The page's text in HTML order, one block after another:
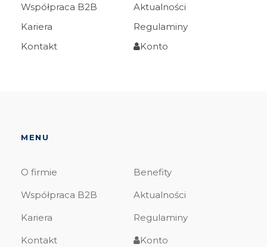
Współpraca B2B
Aktualności
Kariera
Regulaminy
Kontakt
Konto
MENU
O firmie
Benefity
Współpraca B2B
Aktualności
Kariera
Regulaminy
Kontakt
Konto